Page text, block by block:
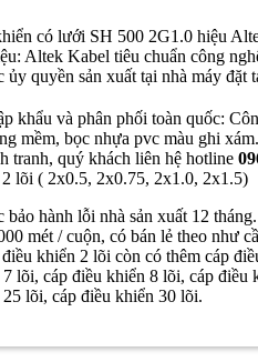
có lưới SH 500 2G1.0 hiệu
Altek Kabel tiêu chuẩn công
ủy quyền sản xuất tại nhà máy đặt
khẩu và phân phối toàn quốc:
mềm, bọc nhựa pvc màu ghi
tranh, quý khách liên hệ hotline
lõi ( 2x0.5, 2x0.75, 2x1.0, 2x1.5)
bảo hành lỗi nhà sản xuất 12 tháng.
mét / cuộn, có bán lẻ theo như
khiển 2 lõi còn có thêm cáp
lõi, cáp điều khiển 8 lõi, cáp
lõi, cáp điều khiển 30 lõi.